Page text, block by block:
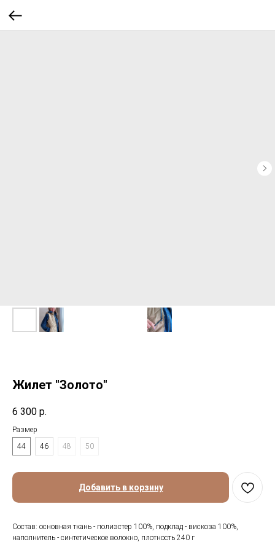
Жилет "Золото"
6 300 р.
Размер
44
46 48 50
Добавить в корзину
Состав: основная ткань - полиэстер 100%, подклад - вискоза 100%,
наполнитель - синтетическое волокно, плотность 240 г